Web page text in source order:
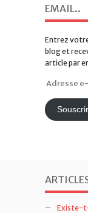
EMAIL..
Entrez
blog et
article par
Adresse
mail
Existe-t-